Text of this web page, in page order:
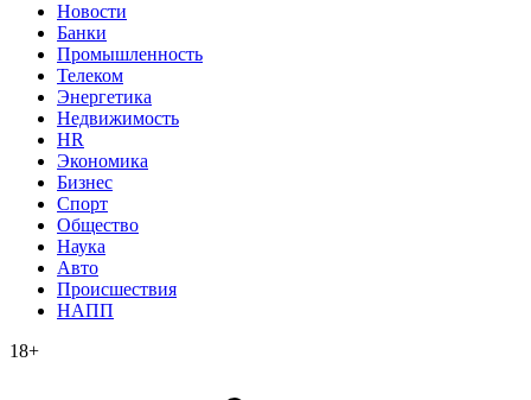
Новости
Банки
Промышленность
Телеком
Энергетика
Недвижимость
HR
Экономика
Бизнес
Спорт
Общество
Наука
Авто
Происшествия
НАПП
18+